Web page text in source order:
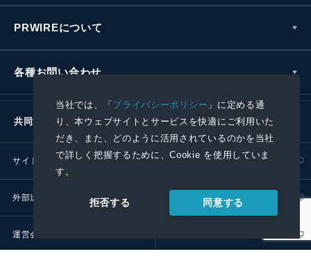
当社では、「プライバシーポリシー 」に定める通
り、本ウェブサイトとサービスを快適にご利用いた
だき、また、どのように活用されているのかを当社
で詳しく把握するために、Cookie を使用していま
す。
拒否する 同意する
PRWIREについて
各種お問い合わせ
共同通信社グループ
サイトポリシー プライバシーポリシー
外部送信ポリシー プレスリリース取扱基準
運営会社